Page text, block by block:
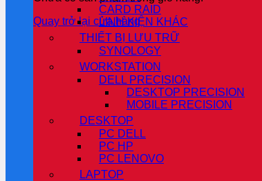
Quay trở lại cửa hàng
CARD RAID
LINH KIỆN KHÁC
THIẾT BỊ LƯU TRỮ
SYNOLOGY
WORKSTATION
DELL PRECISION
DESKTOP PRECISION
MOBILE PRECISION
DESKTOP
PC DELL
PC HP
PC LENOVO
LAPTOP